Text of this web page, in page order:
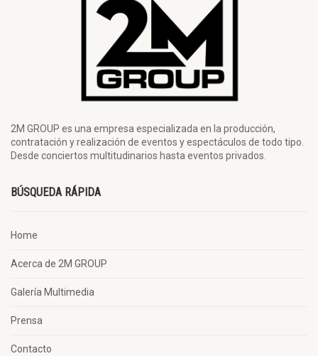
2M GROUP es una empresa especializada en la producción,
contratación y realización de eventos y espectáculos de todo tipo.
Desde conciertos multitudinarios hasta eventos privados.
BÚSQUEDA RÁPIDA
Home
Acerca de 2M GROUP
Galería Multimedia
Prensa
Contacto